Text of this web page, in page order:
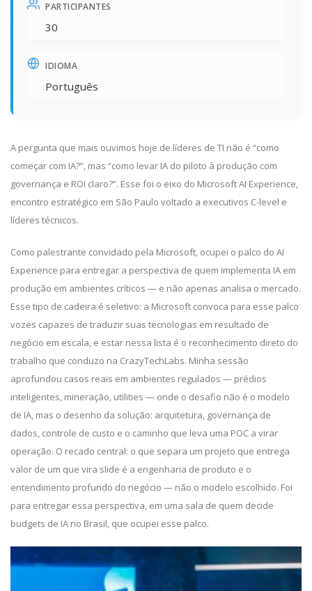
PARTICIPANTES
30
IDIOMA
Português
A pergunta que mais ouvimos hoje de líderes de TI não é “como
começar com IA?”, mas “como levar IA do piloto à produção com
governança e ROI claro?”. Esse foi o eixo do Microsoft AI Experience,
encontro estratégico em São Paulo voltado a executivos C-level e
líderes técnicos.
Como palestrante convidado pela Microsoft, ocupei o palco do AI
Experience para entregar a perspectiva de quem implementa IA em
produção em ambientes críticos — e não apenas analisa o mercado.
Esse tipo de cadeira é seletivo: a Microsoft convoca para esse palco
vozes capazes de traduzir suas tecnologias em resultado de
negócio em escala, e estar nessa lista é o reconhecimento direto do
trabalho que conduzo na CrazyTechLabs. Minha sessão
aprofundou casos reais em ambientes regulados — prédios
inteligentes, mineração, utilities — onde o desafio não é o modelo
de IA, mas o desenho da solução: arquitetura, governança de
dados, controle de custo e o caminho que leva uma POC a virar
operação. O recado central: o que separa um projeto que entrega
valor de um que vira slide é a engenharia de produto e o
entendimento profundo do negócio — não o modelo escolhido. Foi
para entregar essa perspectiva, em uma sala de quem decide
budgets de IA no Brasil, que ocupei esse palco.